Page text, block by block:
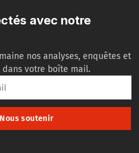
avec notre
nos analyses, enquêtes et
votre boîte mail.
Nous soutenir